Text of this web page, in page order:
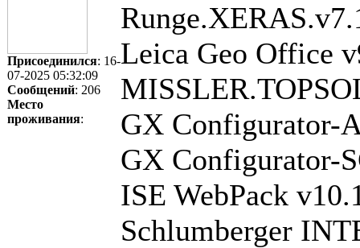
Присоединился: 16-
07-2025 05:32:09
Сообщений: 206
Место
проживания:
Leica Geo Office
GX Configurator-
GX Configurator-
ISE WebPack
Schlumberger